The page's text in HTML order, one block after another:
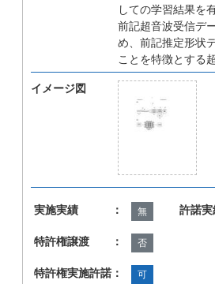
しての学習結果を有
前記超音波受信デ
め、前記推定形状
ことを特徴とする
イメージ図
実施実績 ： 無 許諾
特許権譲渡 ： 否
特許権実施許諾： 可